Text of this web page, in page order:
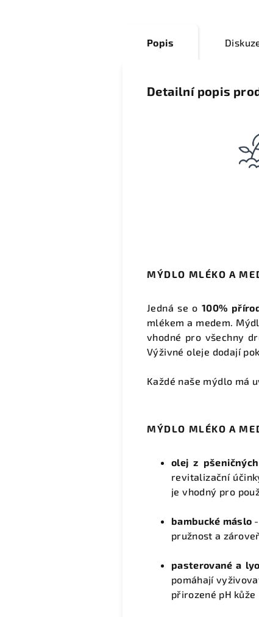
Popis
Detailní popis
MÝDLO MLÉKO A
Jedná se o 100%
mlékem a medem.
vhodné pro všechny
Výživné oleje dodají
Každé naše mýdlo má
MÝDLO MLÉKO A
olej z
revitalizační
je vhodný pro
bambucké máslo
pružnost a
pasterované a
pomáhají
přirozené pH kůže